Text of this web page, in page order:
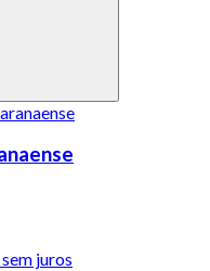
juros